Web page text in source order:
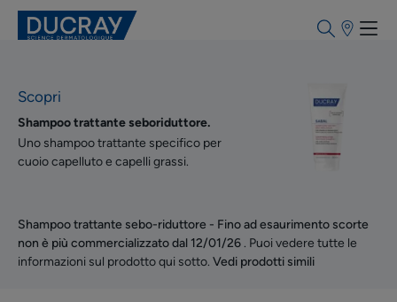
Punti
Shampoo trattante sebo-riduttore - Fino ad esaurimento scorte
non è più commercializzato dal 12/01/26. Puoi vedere tutte le
informazioni sul prodotto qui sotto. Vedi prodotti simili
Scopri
Shampoo trattante seboriduttore.
Uno shampoo trattante specifico per
cuoio capelluto e capelli grassi.